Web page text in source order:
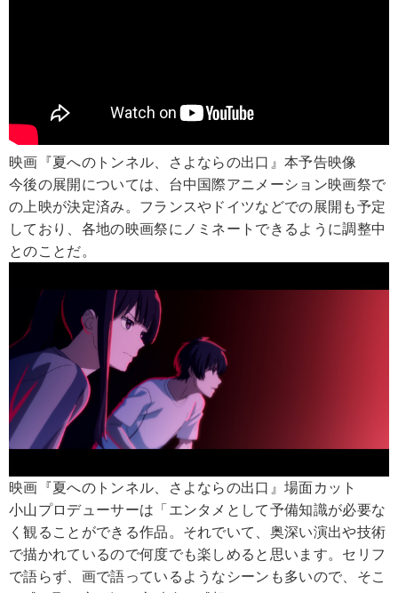
映画『夏へのトンネル、さよならの出口』本予告映像
今後の展開については、台中国際アニメーション映画祭で
の上映が決定済み。フランスやドイツなどでの展開も予定
しており、各地の映画祭にノミネートできるように調整中
とのことだ。
映画『夏へのトンネル、さよならの出口』場面カット
小山プロデューサーは「エンタメとして予備知識が必要な
く観ることができる作品。それでいて、奥深い演出や技術
で描かれているので何度でも楽しめると思います。セリフ
で語らず、画で語っているようなシーンも多いので、そこ